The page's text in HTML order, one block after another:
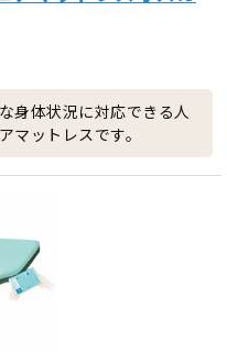
身体状況に対応できる人
マットレスです。